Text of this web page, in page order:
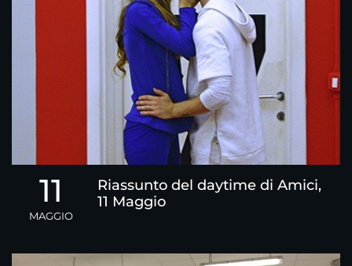
11
MAGGIO
Riassunto del daytime di Amici,
11 Maggio